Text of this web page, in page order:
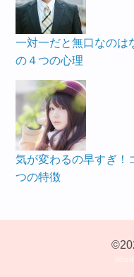
一対一だと無口なのは
の４つの心理
気が変わるの早すぎ！
つの特徴